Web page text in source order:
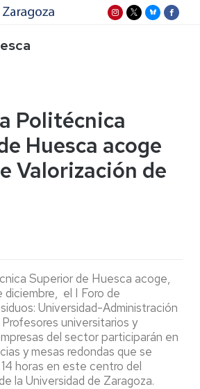
Politécnica
Huesca acoge
Valorización de
Superior de Huesca acoge,
diciembre, el I Foro de
Universidad-Administración
universitarios y
del sector participarán en
y mesas redondas que se
horas en este centro del
la Universidad de Zaragoza.